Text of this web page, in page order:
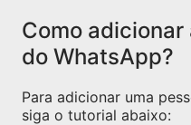
Como
do WhatsApp?
Para adicionar uma
siga o tutorial abaixo: